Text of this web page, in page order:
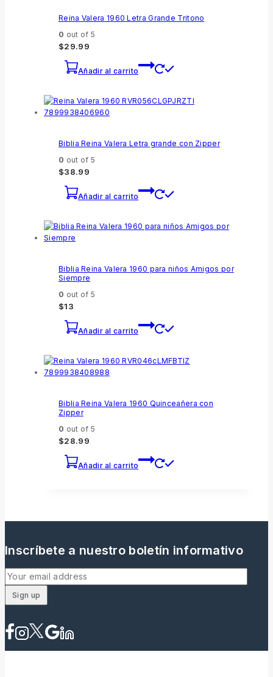
Reina Valera 1960 Letra Grande Tritono
0 out of 5
$29.99
Añadir al carrito
Biblia Reina Valera Letra grande con Zipper
0 out of 5
$38.99
Añadir al carrito
Biblia Reina Valera 1960 para niños Amigos por
Siempre
0 out of 5
$13
Añadir al carrito
Biblia Reina Valera 1960 Quinceañera con
Zipper
0 out of 5
$28.99
Añadir al carrito
Inscríbete a nuestro boletín informativo